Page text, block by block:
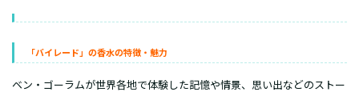
「バイレード」の香水の特徴・魅力
ベン・ゴーラムが世界各地で体験した記憶や情景、思い出などのストー